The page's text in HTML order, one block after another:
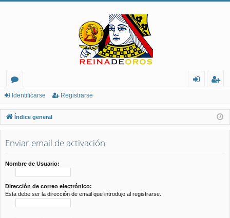
or
os
nt
ifi
ist
ra
Identificarse Registrarse
Índice general
Enviar email de activación
Nombre de Usuario:
Dirección de correo electrónico:
Esta debe ser la dirección de email que introdujo al registrarse.